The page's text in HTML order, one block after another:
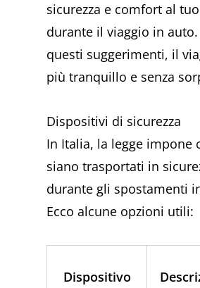
sicurezza e comfort al
durante il viaggio in auto.
questi suggerimenti, il
più tranquillo e senza
Dispositivi di sicurezza
In Italia, la legge impone
siano trasportati in
durante gli spostamenti
Ecco alcune opzioni utili:
Dispositivo